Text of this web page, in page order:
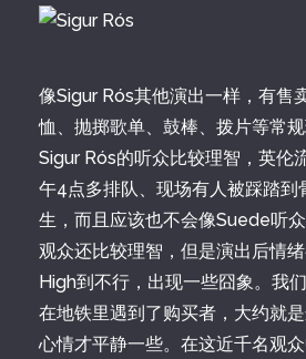
像Sigur Rós其他演出一样，有售
恤、抛掷歌单、鼓棒、拨片等常
Sigur Rós的听众比较理智，英伦
午4点多排队、现场有人被踩踏到
生，而且应该也不会像Suede听
观众还比较理智，但是演出后情
High到不行，出现一些囧象。我
在地铁里遇到了购买者，大约就
心情才平静一些。在这近千名观